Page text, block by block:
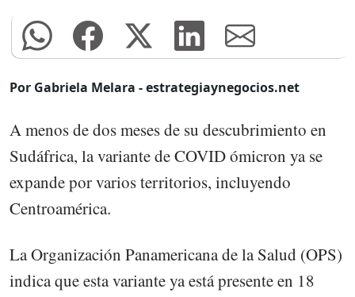
Por Gabriela Melara - estrategiaynegocios.net
A menos de dos meses de su descubrimiento en
Sudáfrica, la variante de COVID ómicron ya se
expande por varios territorios, incluyendo
Centroamérica.
La Organización Panamericana de la Salud (OPS)
indica que esta variante ya está presente en 18